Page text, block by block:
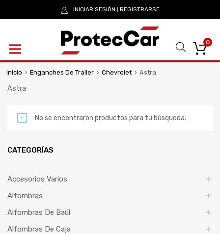
INICIAR SESIÓN REGISTRARSE
0
Inicio Enganches De Trailer Chevrolet Astra
Astra
No se encontraron productos para tu búsqueda.
CATEGORÍAS
Accesorios Varios
Alfombras
Alfombras De Baúl
Alfombras De Caja